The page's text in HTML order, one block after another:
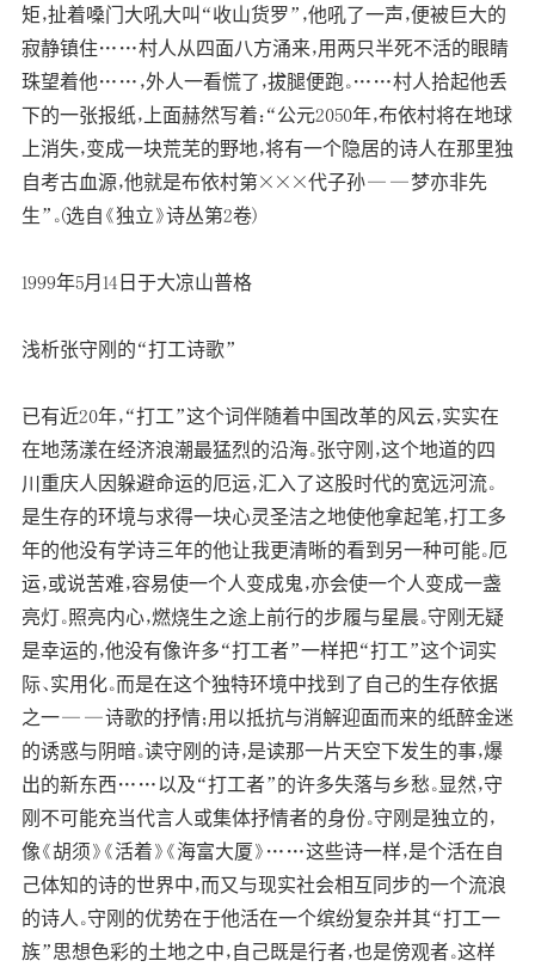
矩，扯着嗓门大吼大叫“收山货罗”，他吼了一声，便被巨大的
寂静镇住……村人从四面八方涌来，用两只半死不活的眼睛
珠望着他……，外人一看慌了，拔腿便跑。……村人拾起他丢
下的一张报纸，上面赫然写着：“公元2050年，布依村将在地球
上消失，变成一块荒芜的野地，将有一个隐居的诗人在那里独
自考古血源，他就是布依村第×××代子孙——梦亦非先
生”。(选自《独立》诗丛第2卷)
1999年5月14日于大凉山普格
浅析张守刚的“打工诗歌”
已有近20年，“打工”这个词伴随着中国改革的风云，实实在
在地荡漾在经济浪潮最猛烈的沿海。张守刚，这个地道的四
川重庆人因躲避命运的厄运，汇入了这股时代的宽远河流。
是生存的环境与求得一块心灵圣洁之地使他拿起笔，打工多
年的他没有学诗三年的他让我更清晰的看到另一种可能。厄
运，或说苦难，容易使一个人变成鬼，亦会使一个人变成一盏
亮灯。照亮内心，燃烧生之途上前行的步履与星晨。守刚无疑
是幸运的，他没有像许多“打工者”一样把“打工”这个词实
际、实用化。而是在这个独特环境中找到了自己的生存依据
之一——诗歌的抒情；用以抵抗与消解迎面而来的纸醉金迷
的诱惑与阴暗。读守刚的诗，是读那一片天空下发生的事，爆
出的新东西……以及“打工者”的许多失落与乡愁。显然，守
刚不可能充当代言人或集体抒情者的身份。守刚是独立的，
像《胡须》《活着》《海富大厦》……这些诗一样，是个活在自
己体知的诗的世界中，而又与现实社会相互同步的一个流浪
的诗人。守刚的优势在于他活在一个缤纷复杂并其“打工一
族”思想色彩的土地之中，自己既是行者，也是傍观者。这样